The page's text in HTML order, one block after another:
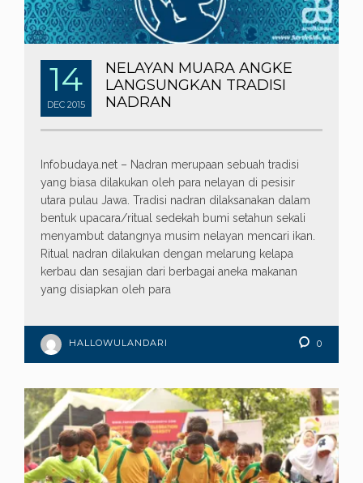
14
DEC 2015
NELAYAN MUARA ANGKE
LANGSUNGKAN TRADISI
NADRAN
Infobudaya.net – Nadran merupaan sebuah tradisi
yang biasa dilakukan oleh para nelayan di pesisir
utara pulau Jawa. Tradisi nadran dilaksanakan dalam
bentuk upacara/ritual sedekah bumi setahun sekali
menyambut datangnya musim nelayan mencari ikan.
Ritual nadran dilakukan dengan melarung kelapa
kerbau dan sesajian dari berbagai aneka makanan
yang disiapkan oleh para
HALLOWULANDARI 0